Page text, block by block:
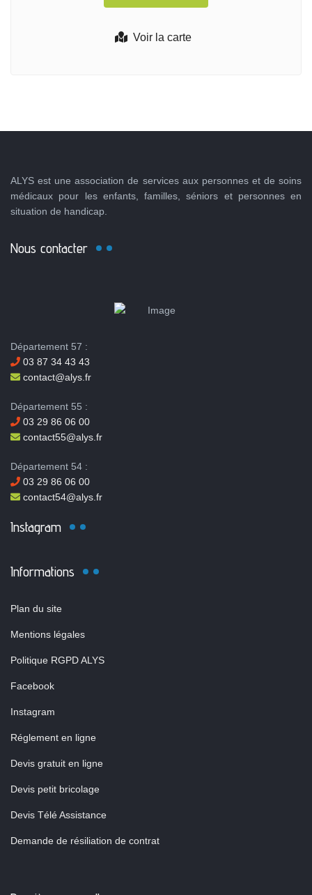
Voir la carte
ALYS est une association de services aux personnes et de soins
médicaux pour les enfants, familles, séniors et personnes en
situation de handicap.
Nous contacter
Département 57 :
03 87 34 43 43
contact@alys.fr
Département 55 :
03 29 86 06 00
contact55@alys.fr
Département 54 :
03 29 86 06 00
contact54@alys.fr
Instagram
Informations
Plan du site
Mentions légales
Politique RGPD ALYS
Facebook
Instagram
Réglement en ligne
Devis gratuit en ligne
Devis petit bricolage
Devis Télé Assistance
Demande de résiliation de contrat